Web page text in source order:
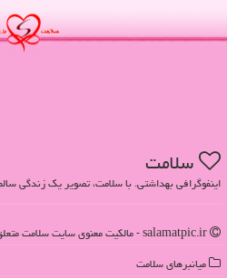
سلامت
اینفوگرافی بهداشتی. با سلامت، تصویر یک زندگی
میانبرهای سلامت